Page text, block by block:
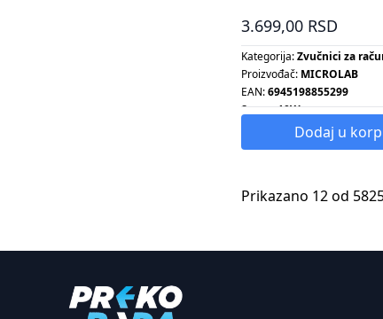
3.699,00 RSD
Kategorija:Zvučnici za
Proizvođač: MICROLAB
EAN:6945198855299
Snaga:10W
Dodaj u
Prikazano 12 od